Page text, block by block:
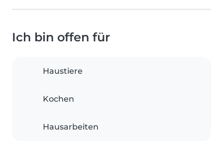
Ich bin offen für
Haustiere
Kochen
Hausarbeiten